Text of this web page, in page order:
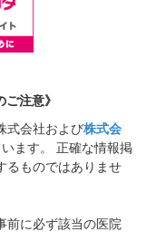
注意》
式会社および株式会
ます。 正確な情報掲
るものではありませ
前に必ず該当の医院